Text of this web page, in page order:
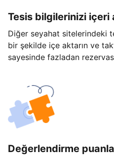
Tesis bilgilerinizi içeri
Diğer seyahat sitelerindeki
bir şekilde içe aktarın ve
sayesinde fazladan
Değerlendirme